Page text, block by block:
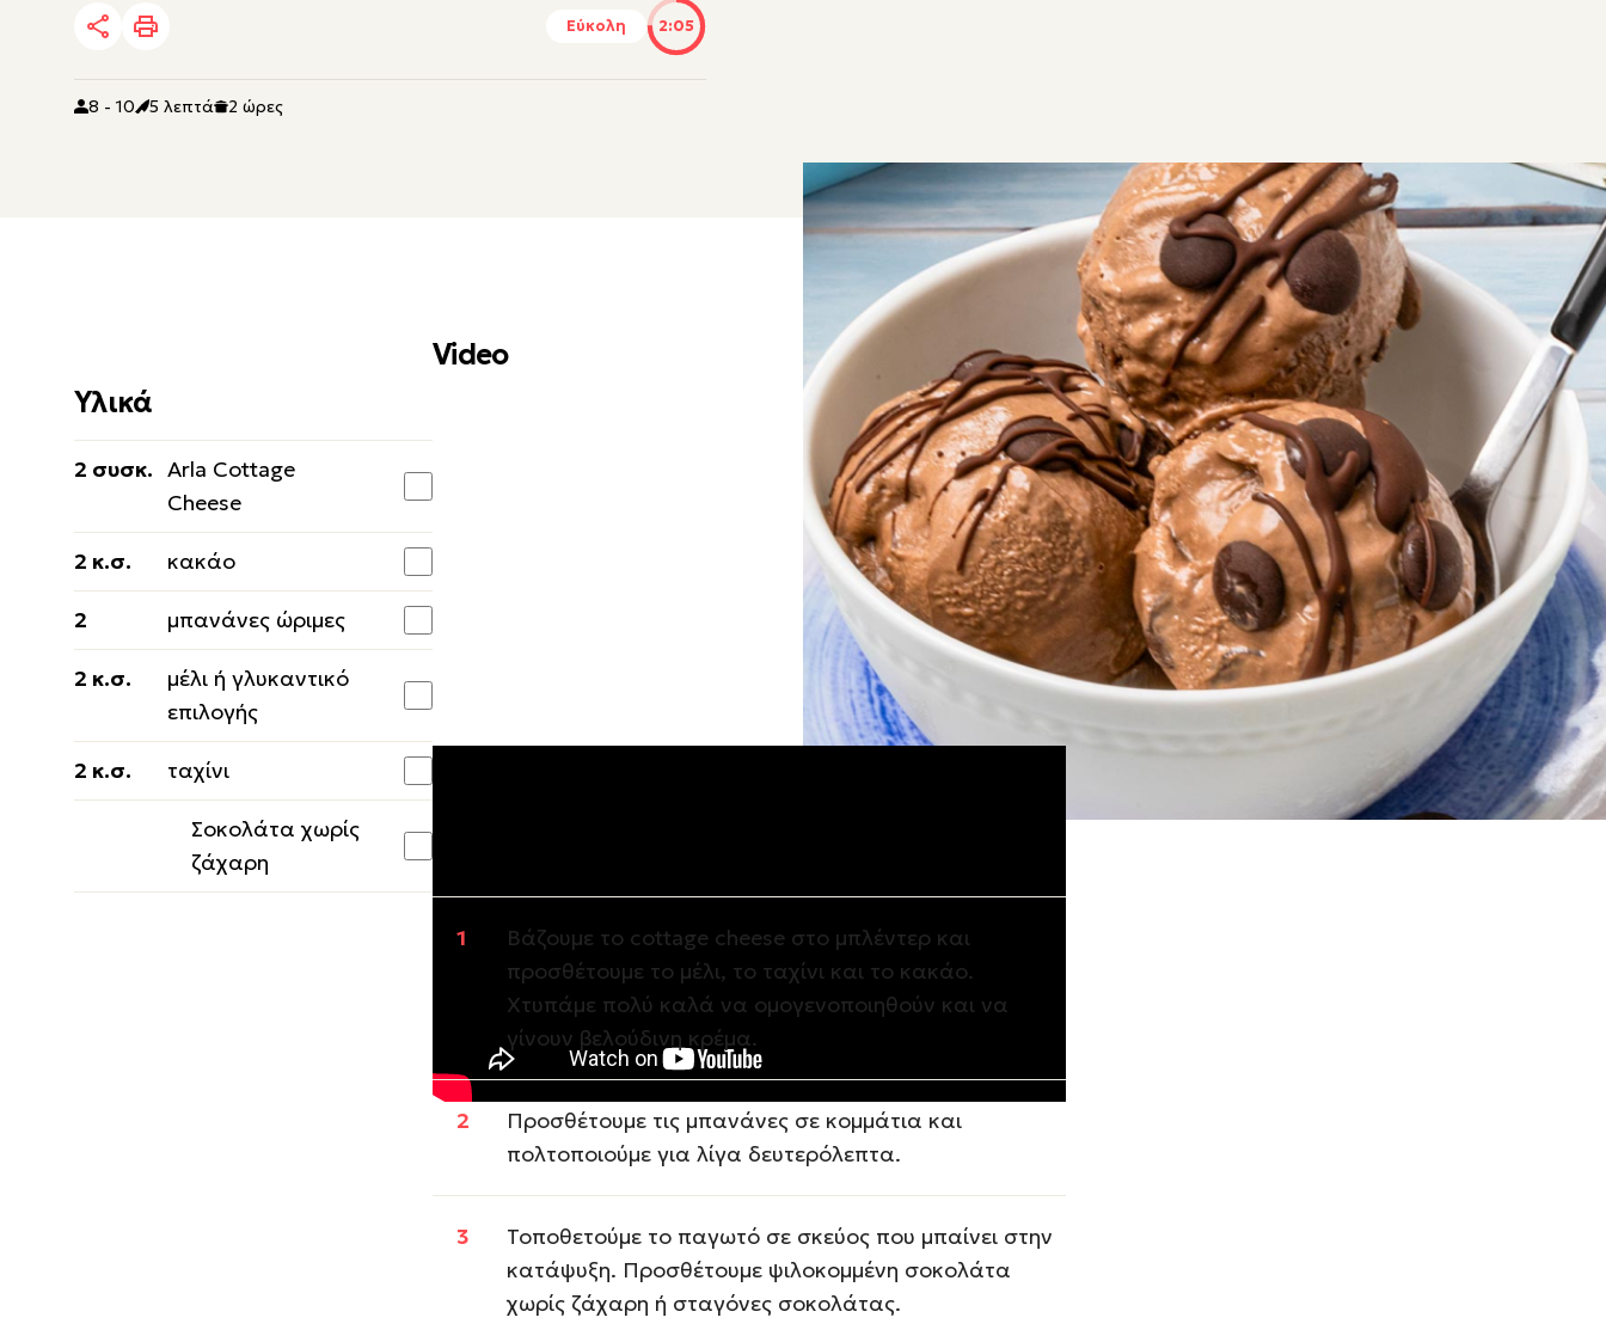
Εύκολη 2:05
8 - 10 5 λεπτά 2 ώρες
Υλικά
2 συσκ. Arla Cottage
Cheese
2 κ.σ. κακάο
2 μπανάνες ώριμες
2 κ.σ.
μέλι ή γλυκαντικό
επιλογής
2 κ.σ. ταχίνι
Σοκολάτα χωρίς
ζάχαρη
Video
Βάζουμε το cottage cheese στο μπλέντερ και
προσθέτουμε το μέλι, το ταχίνι και το κακάο.
Χτυπάμε πολύ καλά να ομογενοποιηθούν και να
γίνουν βελούδινη κρέμα.
Προσθέτουμε τις μπανάνες σε κομμάτια και
πολτοποιούμε για λίγα δευτερόλεπτα.
Τοποθετούμε το παγωτό σε σκεύος που μπαίνει στην
κατάψυξη. Προσθέτουμε ψιλοκομμένη σοκολάτα
χωρίς ζάχαρη ή σταγόνες σοκολάτας.